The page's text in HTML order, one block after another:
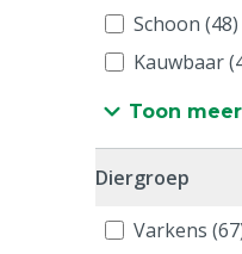
Schoon (48)
Kauwbaar
Toon meer
Diergroep
Varkens